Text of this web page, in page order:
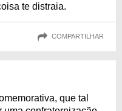
te distraia.
COMPARTILHAR
que tal